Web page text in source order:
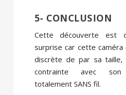
5- CONCLUSION
Cette découverte est
surprise car cette
discrète de par sa taille,
contrainte avec son
totalement SANS fil.